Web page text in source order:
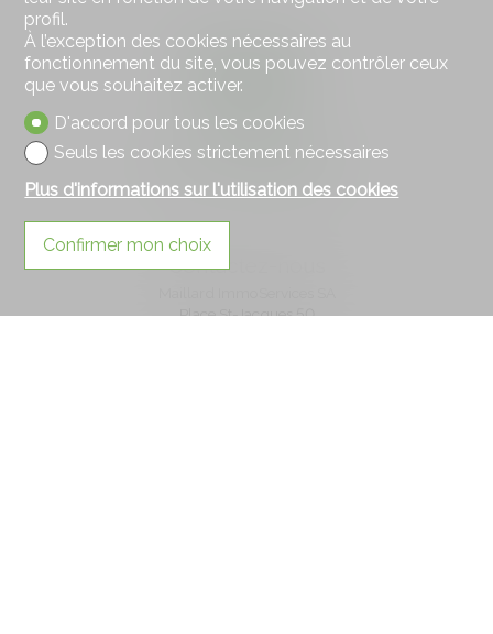
Contactez-nous
Place St-Jacques 50
profil.
À l’exception des cookies nécessaires au
fonctionnement du site, vous pouvez contrôler ceux
que vous souhaitez activer.
D'accord pour tous les cookies
Seuls les cookies strictement nécessaires
Plus d'informations sur l'utilisation des cookies
Confirmer mon choix